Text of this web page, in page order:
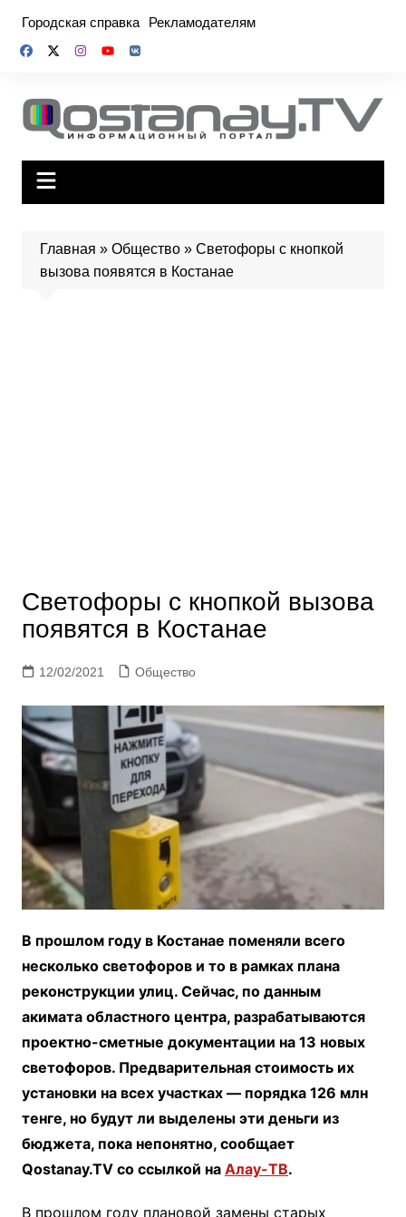
содержимому
Городская справка Рекламодателям
Главная » Общество» Светофоры с кнопкой
вызова появятся в Костанае
Светофоры с кнопкой вызова
появятся в Костанае
12/02/2021 Общество
В прошлом году в Костанае поменяли всего
несколько светофоров и то в рамках плана
реконструкции улиц. Сейчас, по данным
акимата областного центра, разрабатываются
проектно-сметные документации на 13 новых
светофоров. Предварительная стоимость их
установки на всех участках — порядка 126 млн
тенге, но будут ли выделены эти деньги из
бюджета, пока непонятно, сообщает
Qostanay.TV со ссылкой на Алау-ТВ.
В прошлом году плановой замены старых